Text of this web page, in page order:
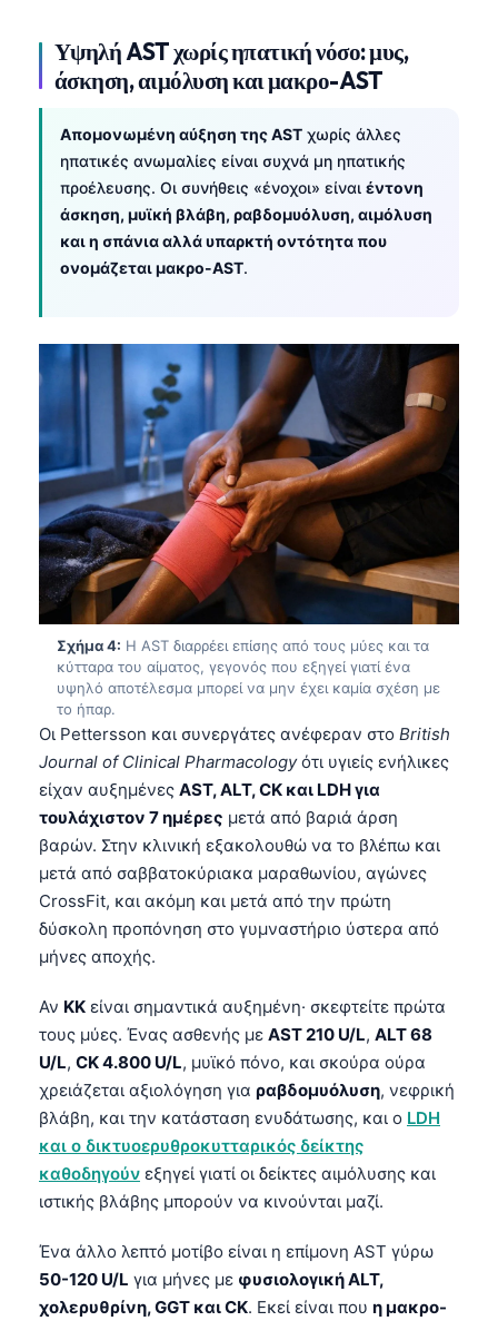
Υψηλή AST χωρίς ηπατική νόσο: μυς,
άσκηση, αιμόλυση και μακρο-AST
Απομονωμένη αύξηση της AST χωρίς άλλες
ηπατικές ανωμαλίες είναι συχνά μη ηπατικής
προέλευσης. Οι συνήθεις «ένοχοι» είναι έντονη
άσκηση, μυϊκή βλάβη, ραβδομυόλυση, αιμόλυση
και η σπάνια αλλά υπαρκτή οντότητα που
ονομάζεται μακρο-AST.
Σχήμα 4: Η AST διαρρέει επίσης από τους μύες και τα
κύτταρα του αίματος, γεγονός που εξηγεί γιατί ένα
υψηλό αποτέλεσμα μπορεί να μην έχει καμία σχέση με
το ήπαρ.
Οι Pettersson και συνεργάτες ανέφεραν στο British
Journal of Clinical Pharmacologyότι υγιείς ενήλικες
είχαν αυξημένες AST, ALT, CK και LDH για
τουλάχιστον 7 ημέρες μετά από βαριά άρση
βαρών. Στην κλινική εξακολουθώ να το βλέπω και
μετά από σαββατοκύριακα μαραθωνίου, αγώνες
CrossFit, και ακόμη και μετά από την πρώτη
δύσκολη προπόνηση στο γυμναστήριο ύστερα από
μήνες αποχής.
Αν ΚΚ είναι σημαντικά αυξημένη· σκεφτείτε πρώτα
τους μύες. Ένας ασθενής με AST 210 U/L, ALT 68
U/L, CK 4.800 U/L, μυϊκό πόνο, και σκούρα ούρα
χρειάζεται αξιολόγηση για ραβδομυόλυση, νεφρική
βλάβη, και την κατάσταση ενυδάτωσης, και ο LDH
και ο δικτυοερυθροκυτταρικός δείκτης
καθοδηγούν εξηγεί γιατί οι δείκτες αιμόλυσης και
ιστικής βλάβης μπορούν να κινούνται μαζί.
Ένα άλλο λεπτό μοτίβο είναι η επίμονη AST γύρω
50-120 U/L για μήνες με φυσιολογική ALT,
χολερυθρίνη, GGT και CK. Εκεί είναι που η μακρο-